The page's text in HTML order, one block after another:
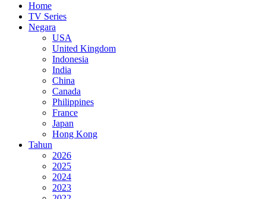
Home
TV Series
Negara
USA
United Kingdom
Indonesia
India
China
Canada
Philippines
France
Japan
Hong Kong
Tahun
2026
2025
2024
2023